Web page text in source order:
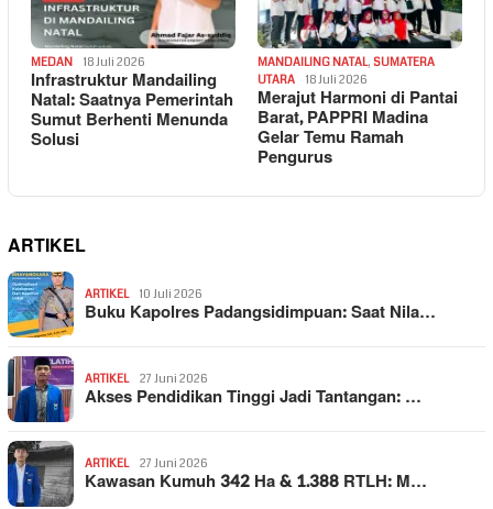
MEDAN 18 Juli 2026
Infrastruktur Mandailing
Natal: Saatnya Pemerintah
Sumut Berhenti Menunda
Solusi
MANDAILING NATAL, SUMATERA
UTARA
18 Juli 2026
Merajut Harmoni di Pantai
Barat, PAPPRI Madina
Gelar Temu Ramah
Pengurus
ARTIKEL
ARTIKEL 10 Juli 2026
Buku Kapolres Padangsidimpuan: Saat Nila…
ARTIKEL 27 Juni 2026
Akses Pendidikan Tinggi Jadi Tantangan: …
ARTIKEL 27 Juni 2026
Kawasan Kumuh 342 Ha & 1.388 RTLH: M…